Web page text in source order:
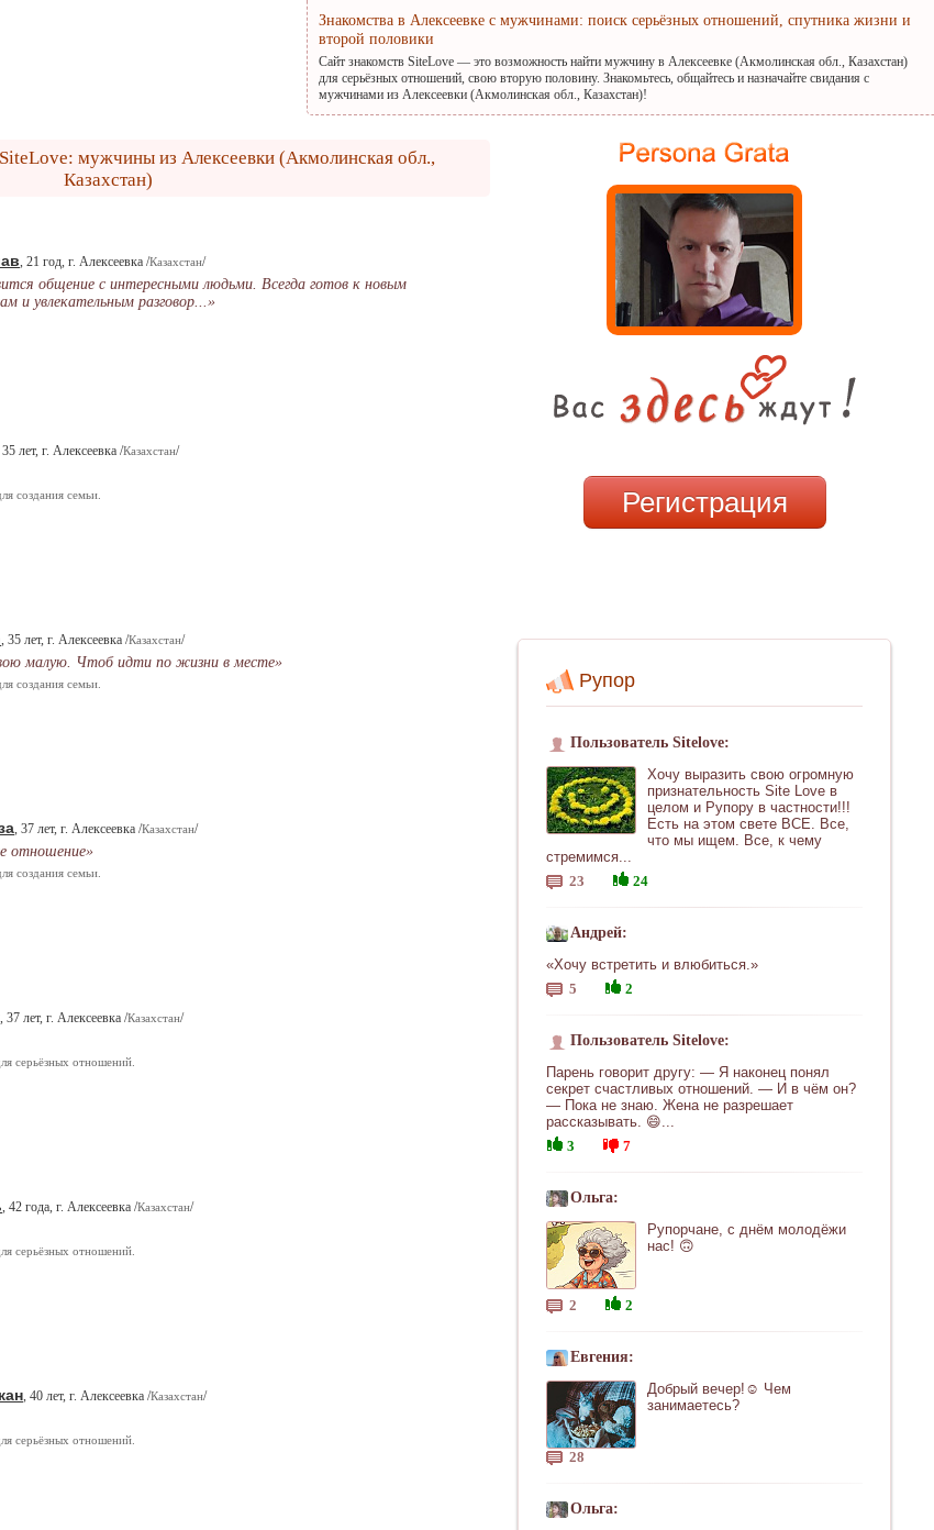
Знакомства в Алексеевке с мужчинами: поиск серьёзных отношений, спутника жизни и
второй половики
Сайт знакомств SiteLove — это возможность найти мужчину в Алексеевке (Акмолинская обл., Казахстан)
для серьёзных отношений, свою вторую половину. Знакомьтесь, общайтесь и назначайте свидания с
мужчинами из Алексеевки (Акмолинская обл., Казахстан)!
мужчины из Алексеевки (Акмолинская обл.,
Казахстан)
Регистрация
Рупор
Пользователь Sitelove:
Хочу выразить свою огромную
признательность Site Love в
целом и Рупору в частности!!!
Есть на этом свете ВСЕ. Все,
что мы ищем. Все, к чему
стремимся...
23
24
Андрей:
«Хочу встретить и влюбиться.»
5
2
Пользователь Sitelove:
Парень говорит другу: — Я наконец понял
секрет счастливых отношений. — И в чём он?
— Пока не знаю. Жена не разрешает
рассказывать. 😄...
3
7
Ольга:
Рупорчане, с днём молодёжи
нас! 🙃
2 2
Евгения:
Добрый вечер!☺ Чем
занимаетесь?
28
Ольга:
, 21 год, г. Алексеевка /Казахстан/
общение с интересными людьми. Всегда готов к новым
и увлекательным разговор...»
лет, г. Алексеевка /Казахстан/
создания семьи.
, 35 лет, г. Алексеевка /Казахстан/
малую. Чтоб идти по жизни в месте»
создания семьи.
, 37 лет, г. Алексеевка /Казахстан/
отношение»
создания семьи.
, 37 лет, г. Алексеевка /Казахстан/
серьёзных отношений.
, 42 года, г. Алексеевка /Казахстан/
серьёзных отношений.
, 40 лет, г. Алексеевка /Казахстан/
серьёзных отношений.